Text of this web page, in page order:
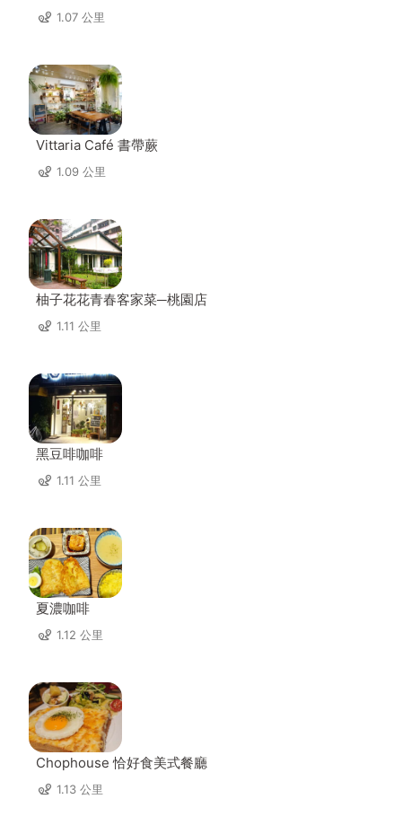
1.07 公里
Vittaria Café 書帶蕨
1.09 公里
柚子花花青春客家菜─桃園店
1.11 公里
黑豆啡咖啡
1.11 公里
夏濃咖啡
1.12 公里
Chophouse 恰好食美式餐廳
1.13 公里